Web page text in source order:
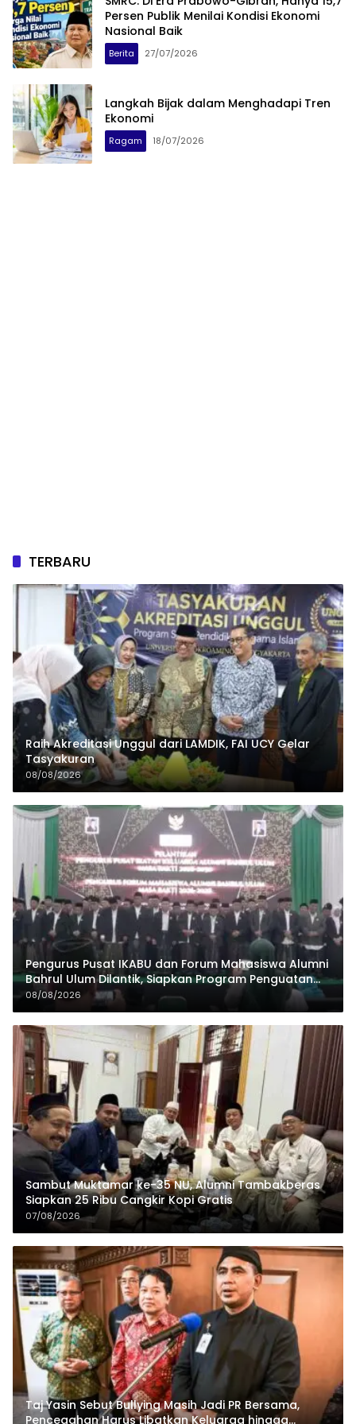
Persen Publik Menilai Kondisi Ekonomi
Nasional Baik
Berita 27/07/2026
Langkah Bijak dalam Menghadapi Tren
Ekonomi
Ragam 18/07/2026
TERBARU
Raih Akreditasi Unggul dari LAMDIK, FAI UCY Gelar
Tasyakuran
08/08/2026
Pengurus Pusat IKABU dan Forum Mahasiswa Alumni
Bahrul Ulum Dilantik, Siapkan Program Penguatan
Organisasi dan Ekonomi
08/08/2026
Sambut Muktamar ke-35 NU, Alumni Tambakberas
Siapkan 25 Ribu Cangkir Kopi Gratis
07/08/2026
Taj Yasin Sebut Bullying Masih Jadi PR Bersama,
Pencegahan Harus Libatkan Keluarga hingga